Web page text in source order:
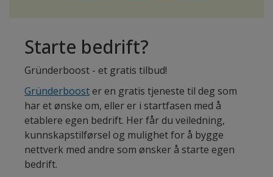
Starte bedrift?
Gründerboost - et gratis tilbud!
Gründerbooster en gratis tjeneste til deg som
har et ønske om, eller er i startfasen med å
etablere egen bedrift. Her får du veiledning,
kunnskapstilførsel og mulighet for å bygge
nettverk med andre som ønsker å starte egen
bedrift.